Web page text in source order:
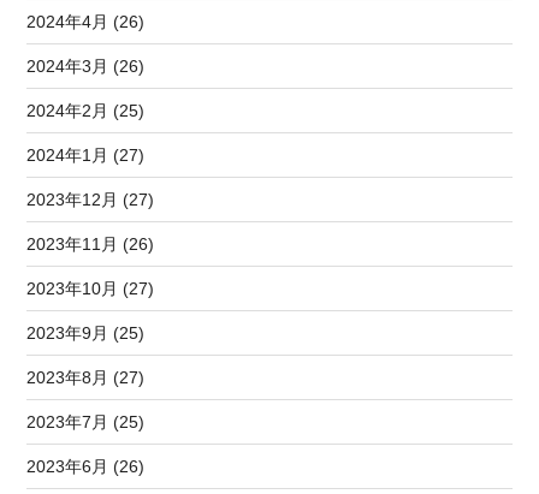
2024年4月 (26)
2024年3月 (26)
2024年2月 (25)
2024年1月 (27)
2023年12月 (27)
2023年11月 (26)
2023年10月 (27)
2023年9月 (25)
2023年8月 (27)
2023年7月 (25)
2023年6月 (26)